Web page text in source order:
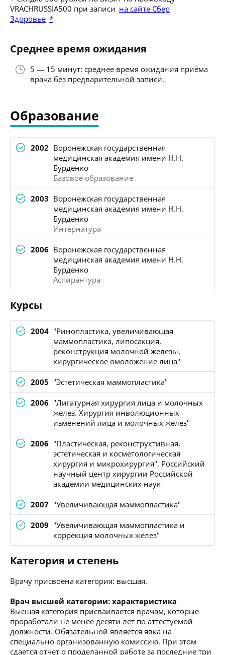
VRACHRUSSIA500 при записи на сайте Сбер
Здоровье *
Среднее время ожидания
5 — 15 минут: среднее время ожидания приёма
врача без предварительной записи.
Образование
2002 Воронежская государственная
медицинская академия имени Н.Н.
Бурденко
Базовое образование
2003 Воронежская государственная
медицинская академия имени Н.Н.
Бурденко
Интернатура
2006 Воронежская государственная
медицинская академия имени Н.Н.
Бурденко
Аспирантура
Курсы
2004 "Ринопластика, увеличивающая
маммопластика, липосакция,
реконструкция молочной железы,
хирургическое омоложение лица"
2005 "Эстетическая маммопластика"
2006 "Лигатурная хирургия лица и молочных
желез. Хирургия инволюционных
изменений лица и молочных желез"
2006 "Пластическая, реконструктивная,
эстетическая и косметологическая
хирургия и микрохирургия", Российский
научный центр хирургии Российской
академии медицинских наук
2007 "Увеличивающая маммопластика"
2009 "Увеличивающая маммопластика и
коррекция молочных желез"
Категория и степень
Врачу присвоена категория: высшая.
Врач высшей категории: характеристика
Высшая категория присваивается врачам, которые
проработали не менее десяти лет по аттестуемой
должности. Обязательной является явка на
специально организованную комиссию. При этом
сдается отчет о проделанной работе за последние три